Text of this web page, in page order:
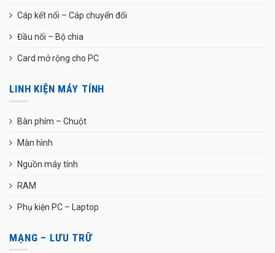
Cáp kết nối – Cáp chuyển đổi
Đầu nối – Bộ chia
Card mở rộng cho PC
LINH KIỆN MÁY TÍNH
Bàn phím – Chuột
Màn hình
Nguồn máy tính
RAM
Phụ kiện PC – Laptop
MẠNG – LƯU TRỮ